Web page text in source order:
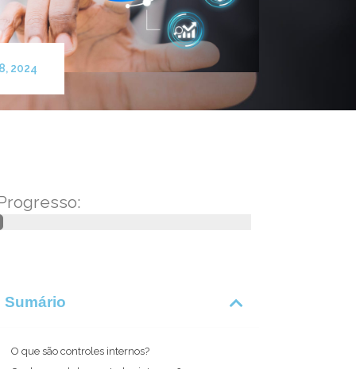
2024
Sumário
O que são controles internos?